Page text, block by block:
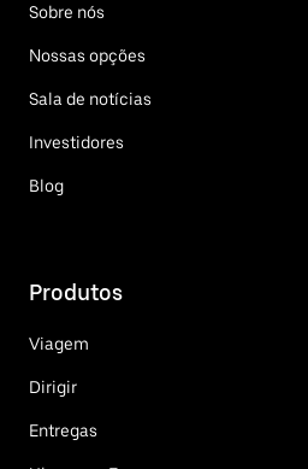
Sobre nós
Nossas opções
Sala de notícias
Investidores
Blog
Produtos
Viagem
Dirigir
Entregas